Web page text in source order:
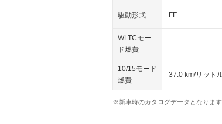
駆動形式 FF
WLTCモー
ド燃費
－
10/15モード
燃費
37.0 km/リット
※新車時のカタログデータとなりま